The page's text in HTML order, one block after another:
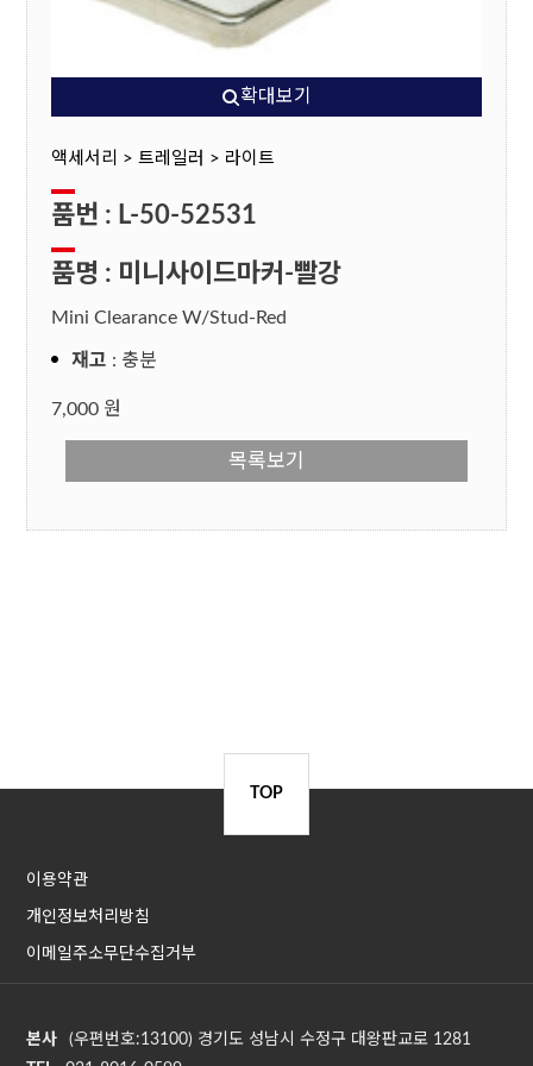
확대보기
액세서리 > 트레일러 > 라이트
품번 : L-50-52531
품명 : 미니사이드마커-빨강
Mini Clearance W/Stud-Red
재고 : 충분
7,000 원
목록보기
TOP
이용약관
개인정보처리방침
이메일주소무단수집거부
본사
(우편번호:13100) 경기도 성남시 수정구 대왕판교로 1281